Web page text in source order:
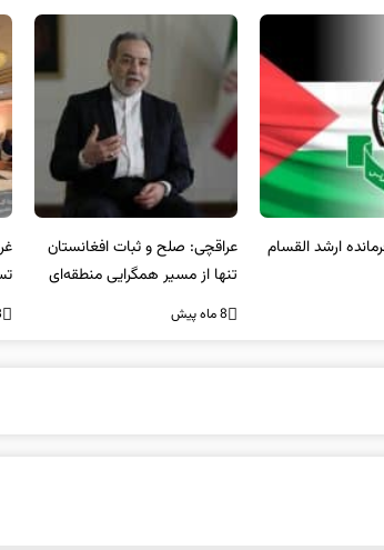
ثبات افغانستان
منطقه‌ای
غریب آبادی: مردم ایران هرگز
تسلیم تهدیدات و تجاوزات
نخواهند شد و متحد و منسجم
8 ماه پیش 8